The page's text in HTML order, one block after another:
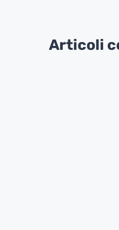
Articoli